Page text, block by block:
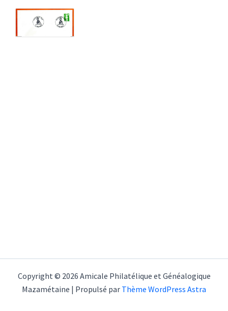
Copyright © 2026 Amicale Philatélique et Généalogique
Mazamétaine | Propulsé par Thème WordPress Astra